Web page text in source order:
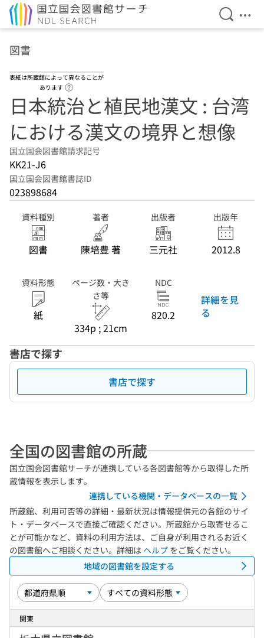
検索を
メ
図書
表紙は所蔵館によって異なることが
あります
日本統治と植民地漢文 : 台湾
における漢文の境界と想像
国立国会図書館請求記号
KK21-J6
国立国会図書館書誌ID
023898684
資料種別
図書
著者
陳培豊 著
出版者
三元社
出版年
2012.8
資料形態
紙
ページ数・大き
さ等
334p ; 21cm
NDC
820.2
詳細を見
る
書店で探す
書店で探す
全国の図書館の所蔵
国立国会図書館サーチが連携している各図書館等から取得した所
蔵情報を表示します。
連携している機関・データベースの一覧
所蔵館、利用可否等の詳細・最新状況は情報提供元の各館のサイ
ト・データベースで直接ご確認ください。所蔵館から取寄せるこ
とが可能かなど、資料の利用方法は、ご自身が利用されるお近く
の図書館へご相談ください。詳細は ヘルプ をご覧ください。
地域の図書館を設定する
関東